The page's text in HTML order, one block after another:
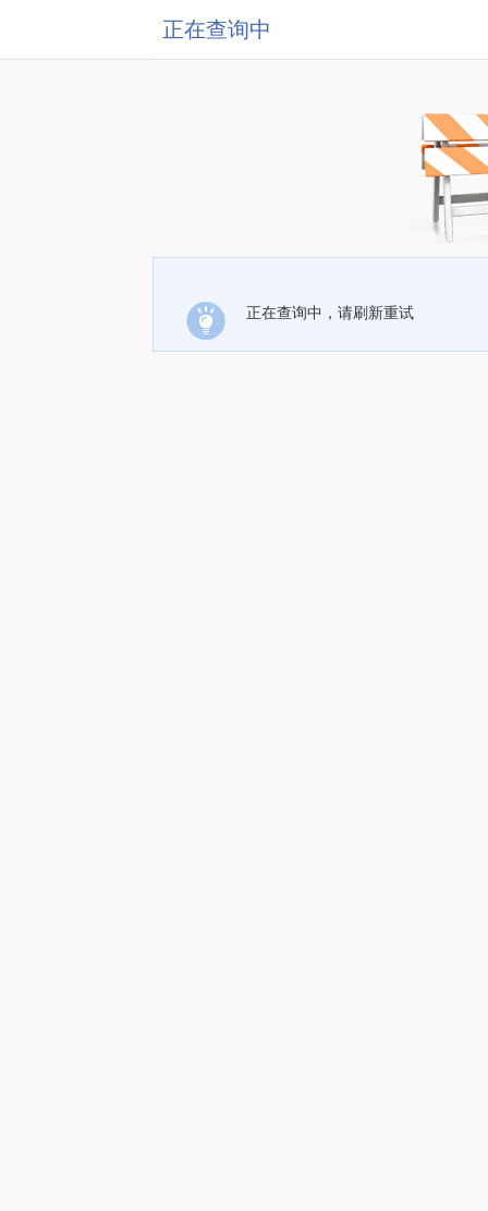
正在查询中
正在查询中，请刷新重试